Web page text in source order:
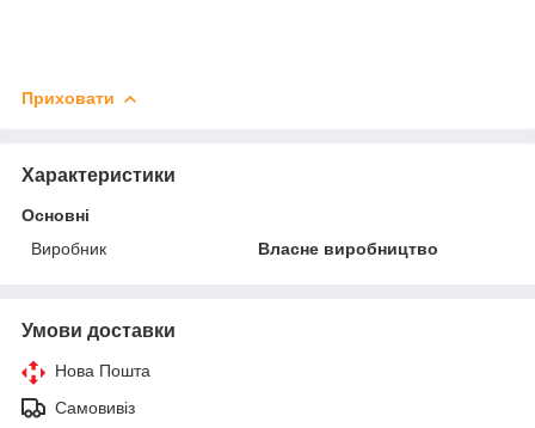
Приховати
Характеристики
Основні
Виробник
Власне виробництво
Умови доставки
Нова Пошта
Самовивіз